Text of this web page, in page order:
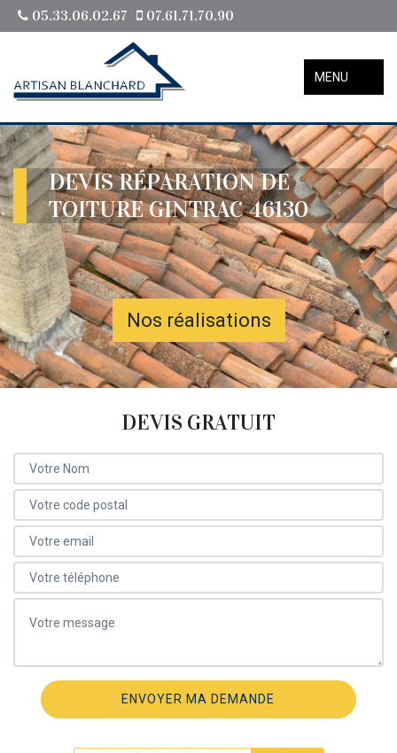
05.33.06.02.67 07.61.71.70.90
MENU
DEVIS RÉPARATION DE
TOITURE GINTRAC 46130
Nos réalisations
DEVIS GRATUIT